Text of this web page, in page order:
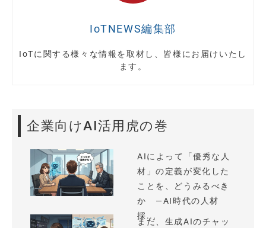
IoTNEWS編集部
IoTに関する様々な情報を取材し、皆様にお届けいたし
ます。
企業向けAI活用虎の巻
AIによって「優秀な人
材」の定義が変化した
ことを、どうみるべき
か —AI時代の人材
採...
まだ、生成AIのチャッ